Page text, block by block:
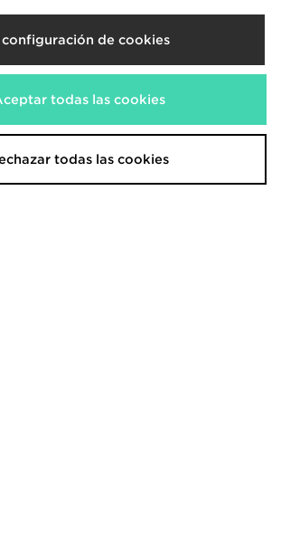
configuración de cookies
todas las cookies
todas las cookies